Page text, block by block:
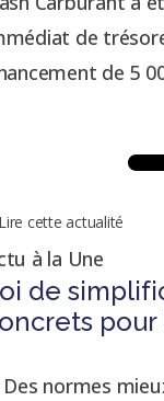
de
de 5
cette actualité
à la Une
de
pour
Des normes